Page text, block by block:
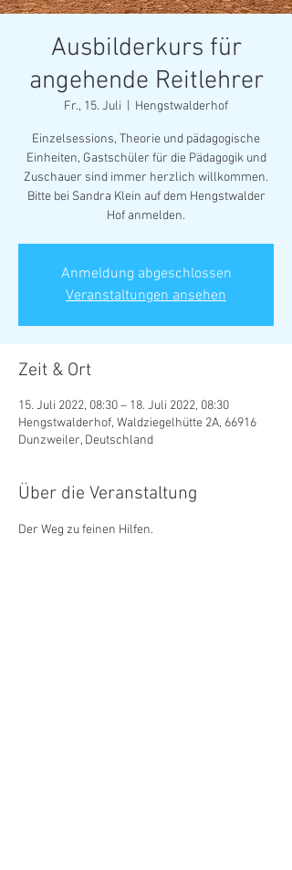
Ausbilderkurs für
angehende Reitlehrer
Fr., 15. Juli Hengstwalderhof
Einzelsessions, Theorie und pädagogische
Einheiten, Gastschüler für die Pädagogik und
Zuschauer sind immer herzlich willkommen.
Bitte bei Sandra Klein auf dem Hengstwalder
Hof anmelden.
Anmeldung abgeschlossen
Veranstaltungen ansehen
Zeit & Ort
15. Juli 2022, 08:30 – 18. Juli 2022, 08:30
Hengstwalderhof, Waldziegelhütte 2A, 66916
Dunzweiler, Deutschland
Über die Veranstaltung
Der Weg zu feinen Hilfen.